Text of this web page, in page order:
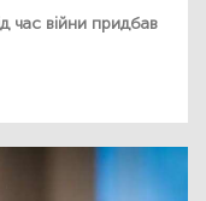
час війни придбав